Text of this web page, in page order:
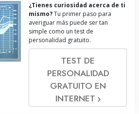
¿Tienes curiosidad acerca de ti
mismo?Tu primer paso para
averiguar más puede ser tan
simple como un test de
personalidad gratuito.
TEST DE
PERSONALIDAD
GRATUITO EN
INTERNET